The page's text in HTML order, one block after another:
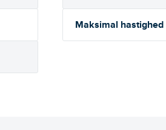
Maksimal